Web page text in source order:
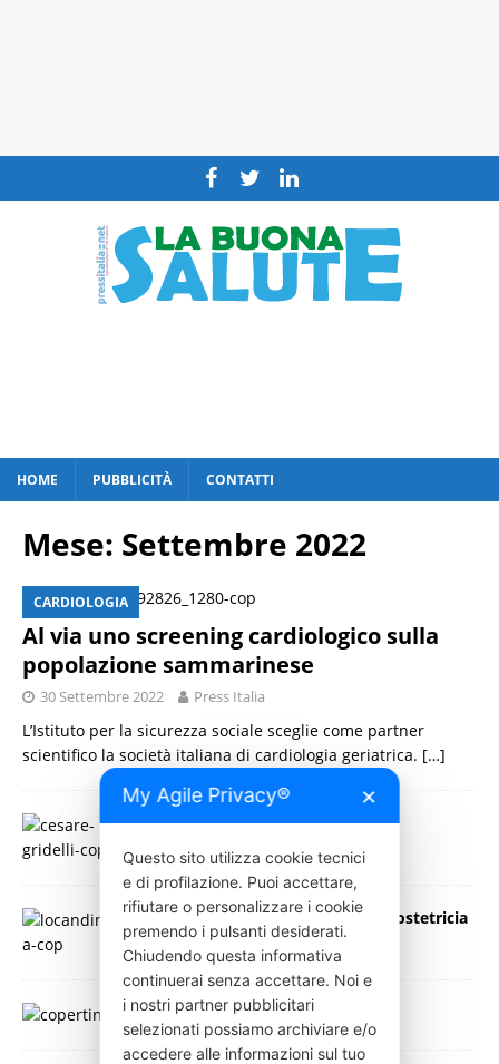
HOME PUBBLICITÀ CONTATTI
Mese: Settembre 2022
CARDIOLOGIA
Al via uno screening cardiologico sulla
popolazione sammarinese
30 Settembre 2022 Press Italia
L’Istituto per la sicurezza sociale sceglie come partner
scientifico la società italiana di cardiologia geriatrica. […]
Oncologia
30 Settembre 2022 Press Italia
Al Sant’Eugenio di Roma open day ostetricia
per future mamme
28 Settembre 2022 Press Italia
Colesterolo killer silenzioso
28 Settembre 2022 Press Italia
My Agile Privacy® ✕
Questo sito utilizza cookie tecnici
e di profilazione. Puoi accettare,
rifiutare o personalizzare i cookie
premendo i pulsanti desiderati.
Chiudendo questa informativa
continuerai senza accettare. Noi e
i nostri partner pubblicitari
selezionati possiamo archiviare e/o
accedere alle informazioni sul tuo